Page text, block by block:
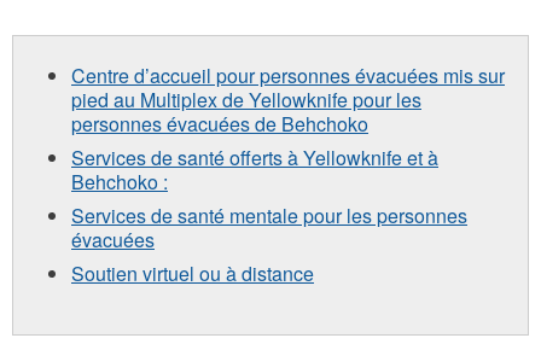
Centre d’accueil pour personnes évacuées mis sur
pied au Multiplex de Yellowknife pour les
personnes évacuées de Behchoko
Services de santé offerts à Yellowknife et à
Behchoko :
Services de santé mentale pour les personnes
évacuées
Soutien virtuel ou à distance